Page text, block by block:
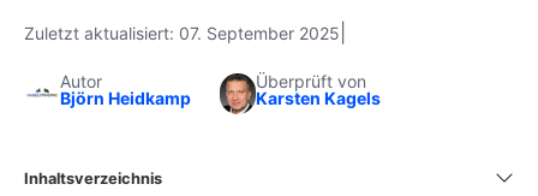
Zuletzt aktualisiert: 07. September 2025
Autor
Björn Heidkamp
Überprüft von
Karsten Kagels
Inhaltsverzeichnis